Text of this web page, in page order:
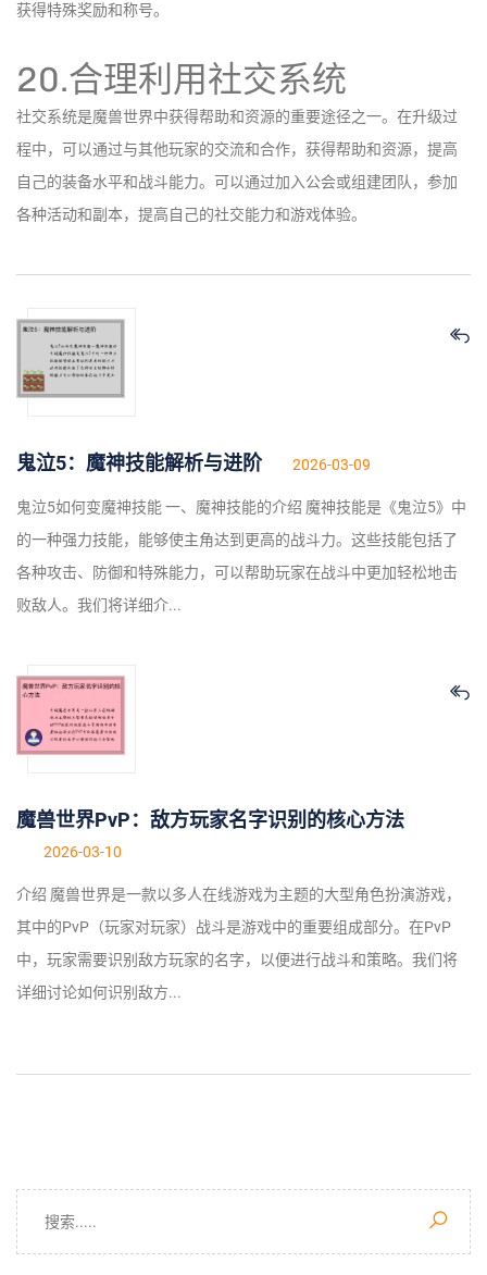
获得特殊奖励和称号。
20.合理利用社交系统
社交系统是魔兽世界中获得帮助和资源的重要途径之一。在升级过
程中，可以通过与其他玩家的交流和合作，获得帮助和资源，提高
自己的装备水平和战斗能力。可以通过加入公会或组建团队，参加
各种活动和副本，提高自己的社交能力和游戏体验。
鬼泣5：魔神技能解析与进阶 2026-03-09
鬼泣5如何变魔神技能 一、魔神技能的介绍 魔神技能是《鬼泣5》中
的一种强力技能，能够使主角达到更高的战斗力。这些技能包括了
各种攻击、防御和特殊能力，可以帮助玩家在战斗中更加轻松地击
败敌人。我们将详细介...
魔兽世界PvP：敌方玩家名字识别的核心方法
2026-03-10
介绍 魔兽世界是一款以多人在线游戏为主题的大型角色扮演游戏，
其中的PvP（玩家对玩家）战斗是游戏中的重要组成部分。在PvP
中，玩家需要识别敌方玩家的名字，以便进行战斗和策略。我们将
详细讨论如何识别敌方...